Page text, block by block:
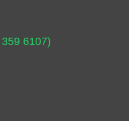
6107)